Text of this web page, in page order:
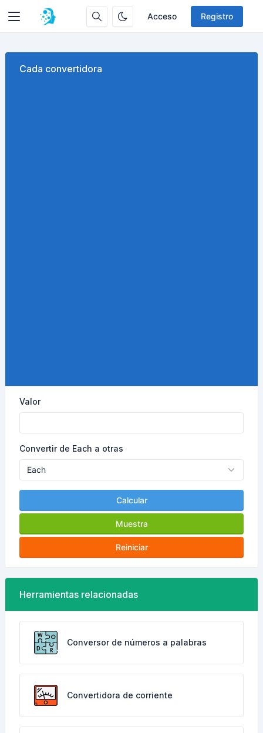
Acceso Registro
Cada convertidora
Valor
Convertir de Each a otras
Calcular
Muestra
Reiniciar
Herramientas relacionadas
Conversor de números a palabras
Convertidora de corriente